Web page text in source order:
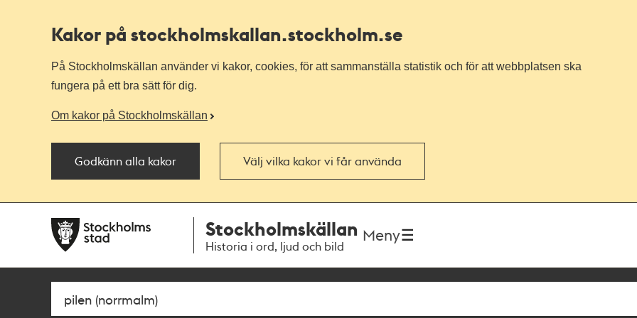
Kakor på stockholmskallan.stockholm.se
På Stockholmskällan använder vi kakor, cookies, för att sammanställa statistik och för att webbplatsen ska
fungera på ett bra sätt för dig.
Om kakor på Stockholmskällan
Godkänn alla kakor Välj vilka kakor vi får använda
navigationen
huvudinnehållet
Stockholmskällan
Historia i ord, ljud och bild
Meny
Sök